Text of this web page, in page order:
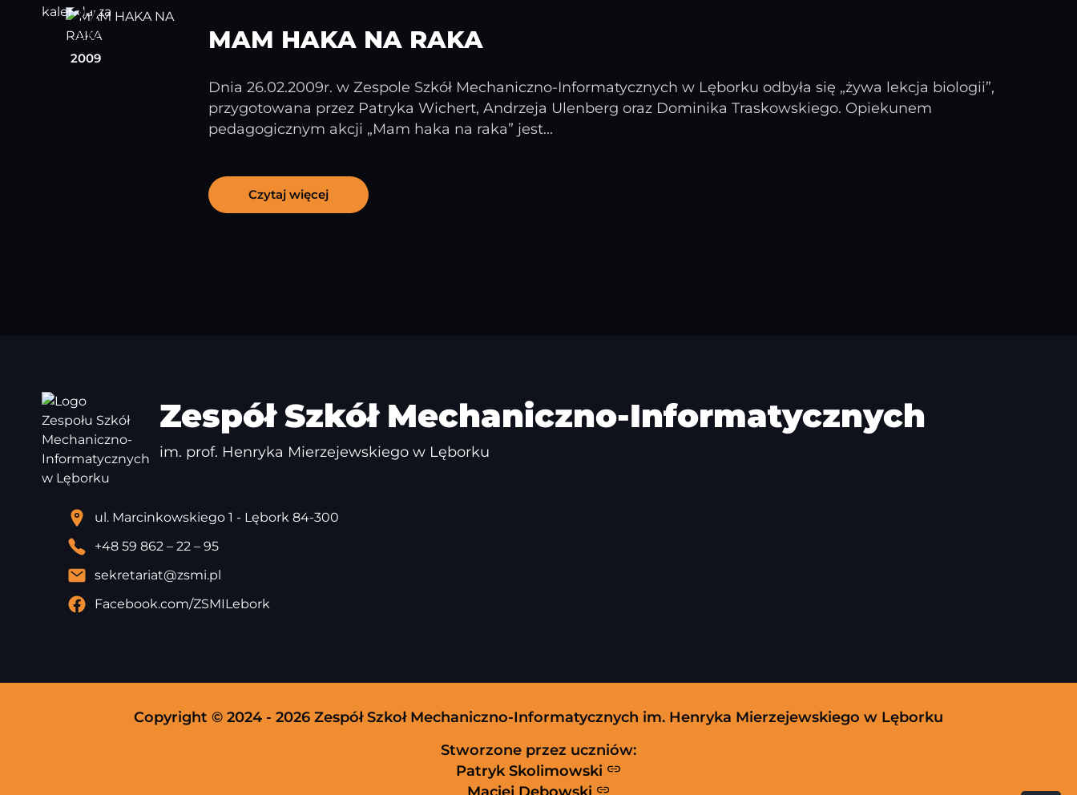
27
luty
2009
MAM HAKA NA RAKA
Dnia 26.02.2009r. w Zespole Szkół Mechaniczno-Informatycznych w Lęborku odbyła się „żywa lekcja biologii”,
przygotowana przez Patryka Wichert, Andrzeja Ulenberg oraz Dominika Traskowskiego. Opiekunem
pedagogicznym akcji „Mam haka na raka” jest...
Czytaj więcej
Zespół Szkół Mechaniczno-Informatycznych
im. prof. Henryka Mierzejewskiego w Lęborku
ul. Marcinkowskiego 1 - Lębork 84-300
+48 59 862 – 22 – 95
sekretariat@zsmi.pl
Facebook.com/ZSMILebork
Copyright © 2024 - 2026 Zespół Szkoł Mechaniczno-Informatycznych im. Henryka Mierzejewskiego w Lęborku
Stworzone przez uczniów:
Patryk Skolimowski